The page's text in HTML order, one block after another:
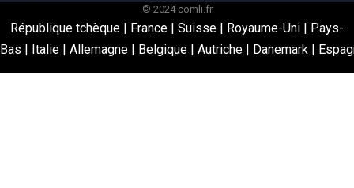
© 2024 comli.fr
République tchèque | France | Suisse | Royaume-Uni | Pays-
Bas | Italie | Allemagne | Belgique | Autriche | Danemark |